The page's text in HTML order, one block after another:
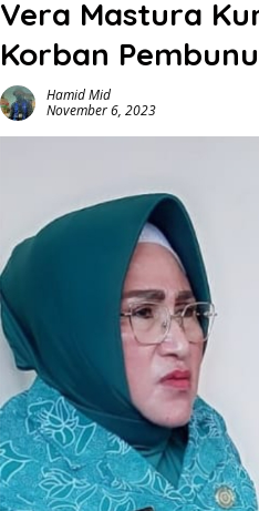
Vera Mastura
Korban
Hamid Mid
November 6, 2023